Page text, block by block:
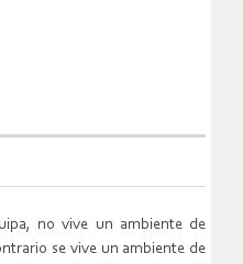
no vive un ambiente de
se vive un ambiente de